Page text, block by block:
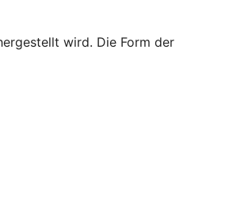
wird. Die Form der